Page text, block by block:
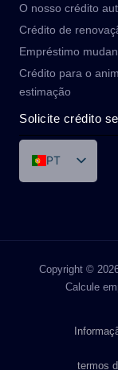
O nosso crédito
Crédito de
Empréstimo
Crédito para o
estimação
Solicite crédito
PT
DE
IT
ES
Copyright ©
Calcule
termos